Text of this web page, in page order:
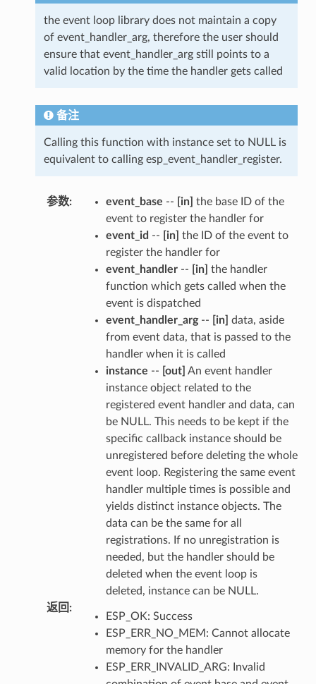
the event loop library does not maintain a copy
of event_handler_arg, therefore the user should
ensure that event_handler_arg still points to a
valid location by the time the handler gets called
备注
Calling this function with instance set to NULL is
equivalent to calling esp_event_handler_register.
参数: event_base -- [in] the base ID of the
event to register the handler for
event_id -- [in] the ID of the event to
register the handler for
event_handler-- [in] the handler
function which gets called when the
event is dispatched
event_handler_arg-- [in] data, aside
from event data, that is passed to the
handler when it is called
instance -- [out] An event handler
instance object related to the
registered event handler and data, can
be NULL. This needs to be kept if the
specific callback instance should be
unregistered before deleting the whole
event loop. Registering the same event
handler multiple times is possible and
yields distinct instance objects. The
data can be the same for all
registrations. If no unregistration is
needed, but the handler should be
deleted when the event loop is
deleted, instance can be NULL.
返回 :
ESP_OK: Success
ESP_ERR_NO_MEM: Cannot allocate
memory for the handler
ESP_ERR_INVALID_ARG: Invalid